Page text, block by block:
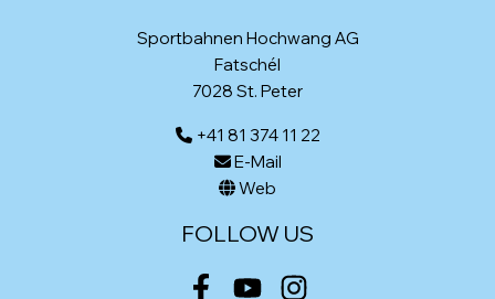
Sportbahnen Hochwang AG
Fatschél
7028 St. Peter
+41 81 374 11 22
E-Mail
Web
FOLLOW US